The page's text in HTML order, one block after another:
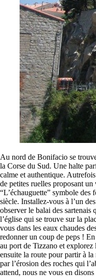
Au nord de Bonifacio se
la Corse du Sud. Une halte
calme et authentique.
de petites ruelles proposant
“L’échauguette” symbole
siècle. Installez-vous à l’un
observer le balai des
l’église qui se trouve sur la
vous dans les eaux chaudes
redonner un coup de peps !
au port de Tizzano et explorez
ensuite la route pour partir à
par l’érosion des roches qui
attend, nous ne vous en disons